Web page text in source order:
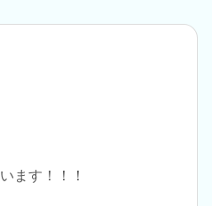
ます！！！